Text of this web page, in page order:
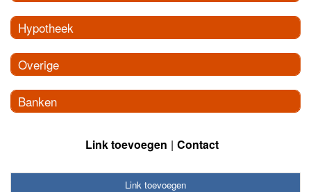
Hypotheek
Overige
Banken
Link toevoegen Contact
Link toevoegen